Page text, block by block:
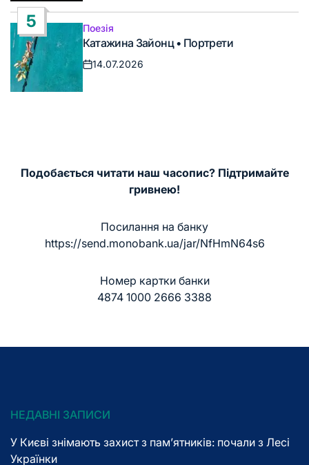
5
Опублікувати
у
Поезія
Катажина Зайонц • Портрети
Дата
14.07.2026
Подобається читати наш часопис? Підтримайте
гривнею!
Посилання на банку
https://send.monobank.ua/jar/NfHmN64s6
Номер картки банки
4874 1000 2666 3388
НЕДАВНІ ЗАПИСИ
У Києві знімають захист з пам’ятників: почали з Лесі
Українки